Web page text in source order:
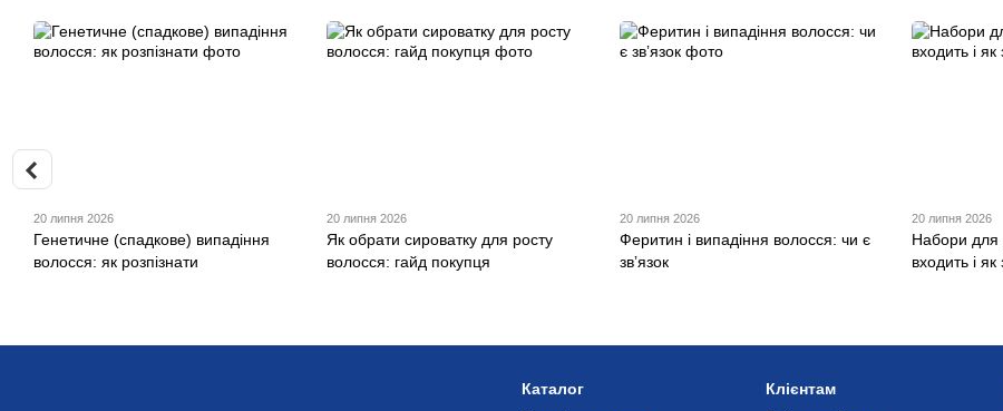
20 липня 2026
Генетичне (спадкове) випадіння
волосся: як розпізнати
20 липня 2026
Як обрати сироватку для росту
волосся: гайд покупця
20 липня 2026
Феритин і випадіння волосся: чи є
звʼязок
20 липня 2026
Набори для
входить і як
Каталог Клієнтам